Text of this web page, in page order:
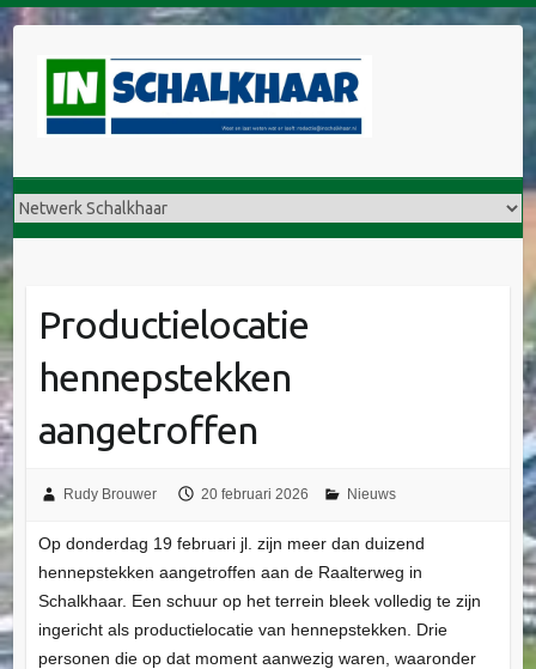
Doorgaan
naar
inhoud
Productielocatie
hennepstekken
aangetroffen
Rudy Brouwer 20 februari 2026 Nieuws
Op donderdag 19 februari jl. zijn meer dan duizend
hennepstekken aangetroffen aan de Raalterweg in
Schalkhaar. Een schuur op het terrein bleek volledig te zijn
ingericht als productielocatie van hennepstekken. Drie
personen die op dat moment aanwezig waren, waaronder